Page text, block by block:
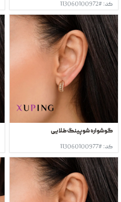
کد: #113060100972
گوشواره شوپینگ طلایی
کد: #113060100977